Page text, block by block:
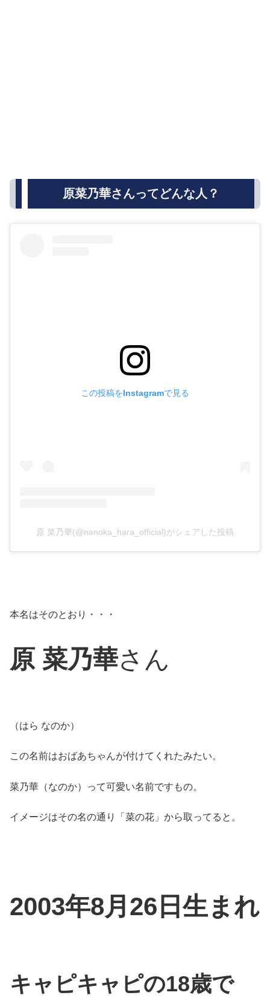
原菜乃華さんってどんな人？
この投稿をInstagramで見る
原 菜乃華(@nanoka_hara_official)がシェアした投稿
本名はそのとおり・・・
原 菜乃華さん
（はら なのか）
この名前はおばあちゃんが付けてくれたみたい。
菜乃華（なのか）って可愛い名前ですもの。
イメージはその名の通り「菜の花」から取ってると。
2003年8月26日生まれ
キャピキャピの18歳で